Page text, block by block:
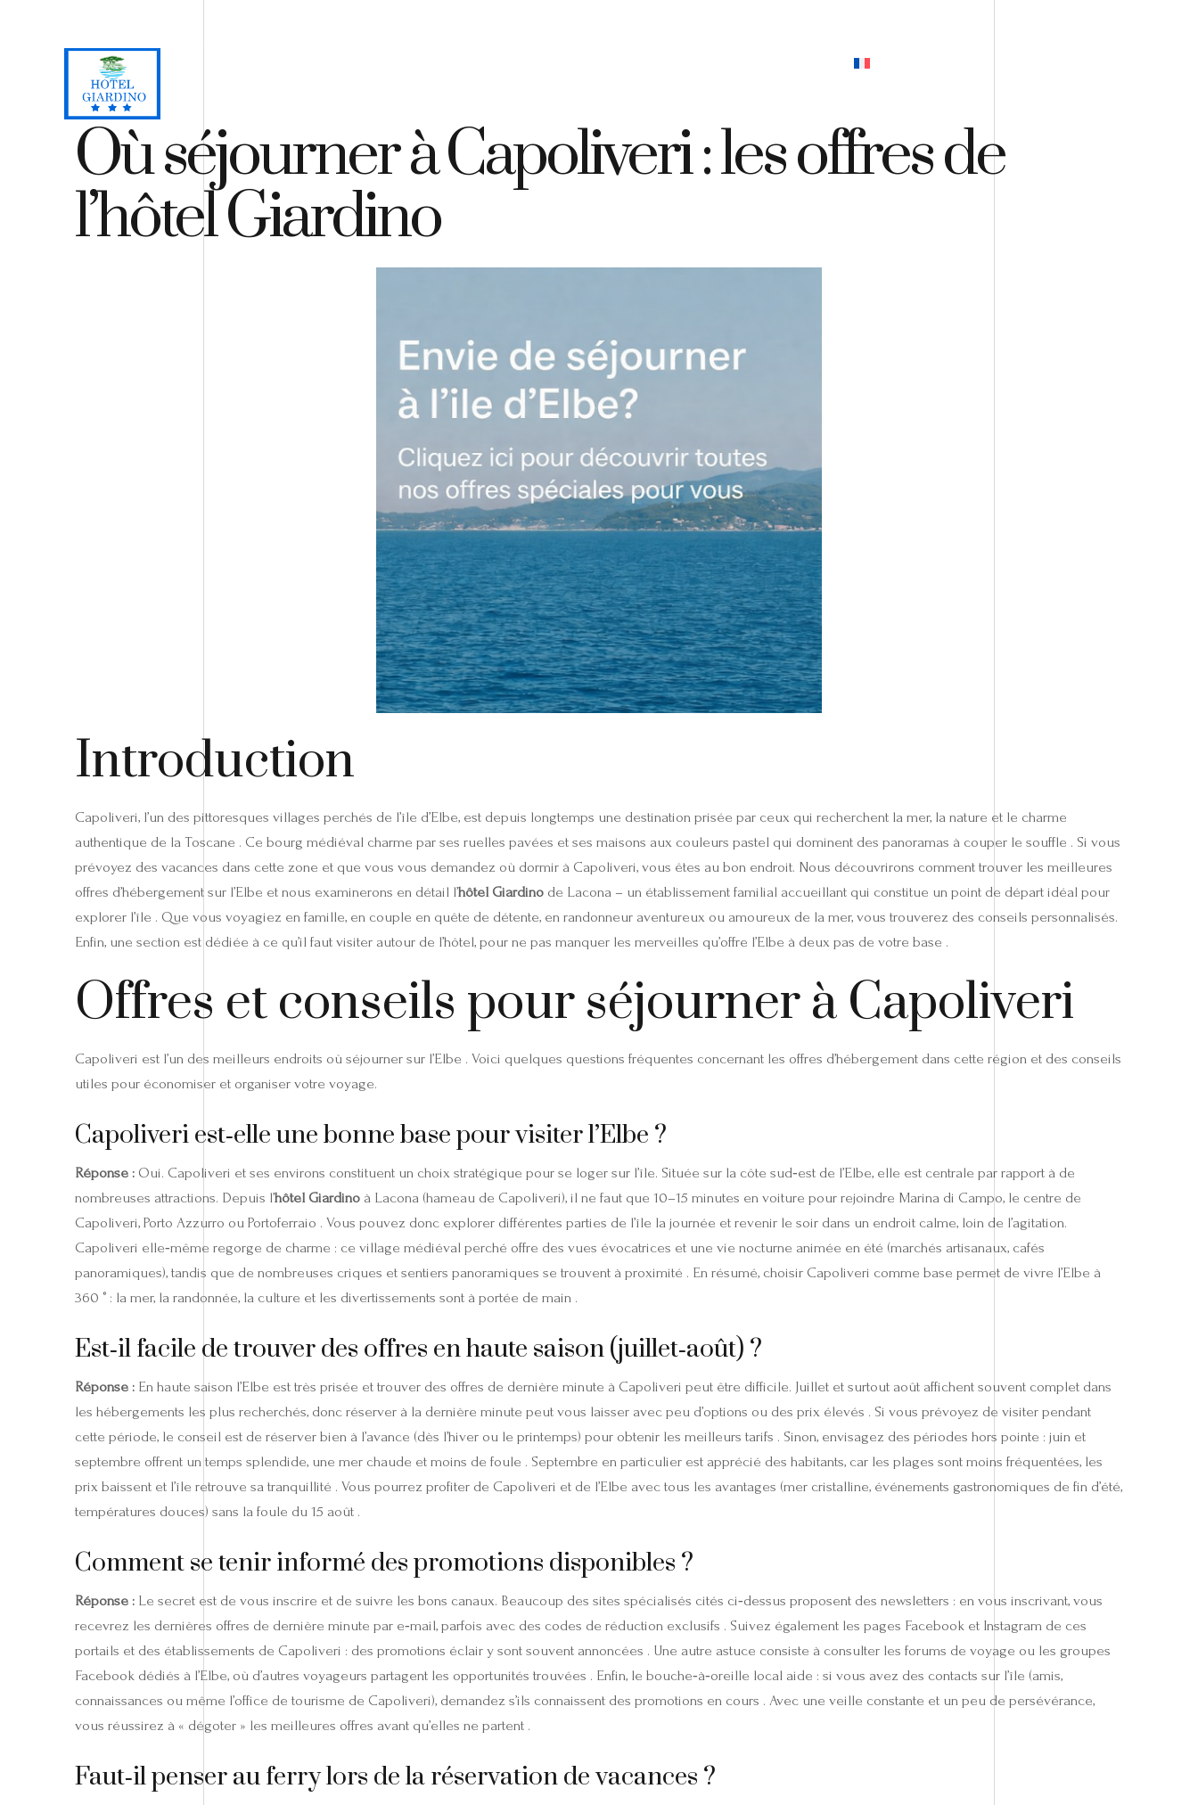
Où séjourner à Capoliveri : les offres de
l’hôtel Giardino
Introduction
Capoliveri, l’un des pittoresques villages perchés de l’île d’Elbe, est depuis longtemps une destination prisée par ceux qui recherchent la mer, la nature et le charme
authentique de la Toscane . Ce bourg médiéval charme par ses ruelles pavées et ses maisons aux couleurs pastel qui dominent des panoramas à couper le souffle . Si vous
prévoyez des vacances dans cette zone et que vous vous demandez où dormir à Capoliveri, vous êtes au bon endroit. Nous découvrirons comment trouver les meilleures
offres d’hébergement sur l’Elbe et nous examinerons en détail l’hôtel Giardino de Lacona – un établissement familial accueillant qui constitue un point de départ idéal pour
explorer l’île . Que vous voyagiez en famille, en couple en quête de détente, en randonneur aventureux ou amoureux de la mer, vous trouverez des conseils personnalisés.
Enfin, une section est dédiée à ce qu’il faut visiter autour de l’hôtel, pour ne pas manquer les merveilles qu’offre l’Elbe à deux pas de votre base .
Offres et conseils pour séjourner à Capoliveri
Capoliveri est l’un des meilleurs endroits où séjourner sur l’Elbe . Voici quelques questions fréquentes concernant les offres d’hébergement dans cette région et des conseils
utiles pour économiser et organiser votre voyage.
Capoliveri est‑elle une bonne base pour visiter l’Elbe ?
Réponse : Oui. Capoliveri et ses environs constituent un choix stratégique pour se loger sur l’île. Située sur la côte sud‑est de l’Elbe, elle est centrale par rapport à de
nombreuses attractions. Depuis l’hôtel Giardino à Lacona (hameau de Capoliveri), il ne faut que 10–15 minutes en voiture pour rejoindre Marina di Campo, le centre de
Capoliveri, Porto Azzurro ou Portoferraio . Vous pouvez donc explorer différentes parties de l’île la journée et revenir le soir dans un endroit calme, loin de l’agitation.
Capoliveri elle‑même regorge de charme : ce village médiéval perché offre des vues évocatrices et une vie nocturne animée en été (marchés artisanaux, cafés
panoramiques), tandis que de nombreuses criques et sentiers panoramiques se trouvent à proximité . En résumé, choisir Capoliveri comme base permet de vivre l’Elbe à
360 ° : la mer, la randonnée, la culture et les divertissements sont à portée de main .
Est‑il facile de trouver des offres en haute saison (juillet‑août) ?
Réponse : En haute saison l’Elbe est très prisée et trouver des offres de dernière minute à Capoliveri peut être difficile. Juillet et surtout août affichent souvent complet dans
les hébergements les plus recherchés, donc réserver à la dernière minute peut vous laisser avec peu d’options ou des prix élevés . Si vous prévoyez de visiter pendant
cette période, le conseil est de réserver bien à l’avance (dès l’hiver ou le printemps) pour obtenir les meilleurs tarifs . Sinon, envisagez des périodes hors pointe : juin et
septembre offrent un temps splendide, une mer chaude et moins de foule . Septembre en particulier est apprécié des habitants, car les plages sont moins fréquentées, les
prix baissent et l’île retrouve sa tranquillité . Vous pourrez profiter de Capoliveri et de l’Elbe avec tous les avantages (mer cristalline, événements gastronomiques de fin d’été,
températures douces) sans la foule du 15 août .
Comment se tenir informé des promotions disponibles ?
Réponse : Le secret est de vous inscrire et de suivre les bons canaux. Beaucoup des sites spécialisés cités ci‑dessus proposent des newsletters : en vous inscrivant, vous
recevrez les dernières offres de dernière minute par e‑mail, parfois avec des codes de réduction exclusifs . Suivez également les pages Facebook et Instagram de ces
portails et des établissements de Capoliveri : des promotions éclair y sont souvent annoncées . Une autre astuce consiste à consulter les forums de voyage ou les groupes
Facebook dédiés à l’Elbe, où d’autres voyageurs partagent les opportunités trouvées . Enfin, le bouche‑à‑oreille local aide : si vous avez des contacts sur l’île (amis,
connaissances ou même l’office de tourisme de Capoliveri), demandez s’ils connaissent des promotions en cours . Avec une veille constante et un peu de persévérance,
vous réussirez à « dégoter » les meilleures offres avant qu’elles ne partent .
Faut‑il penser au ferry lors de la réservation de vacances ?